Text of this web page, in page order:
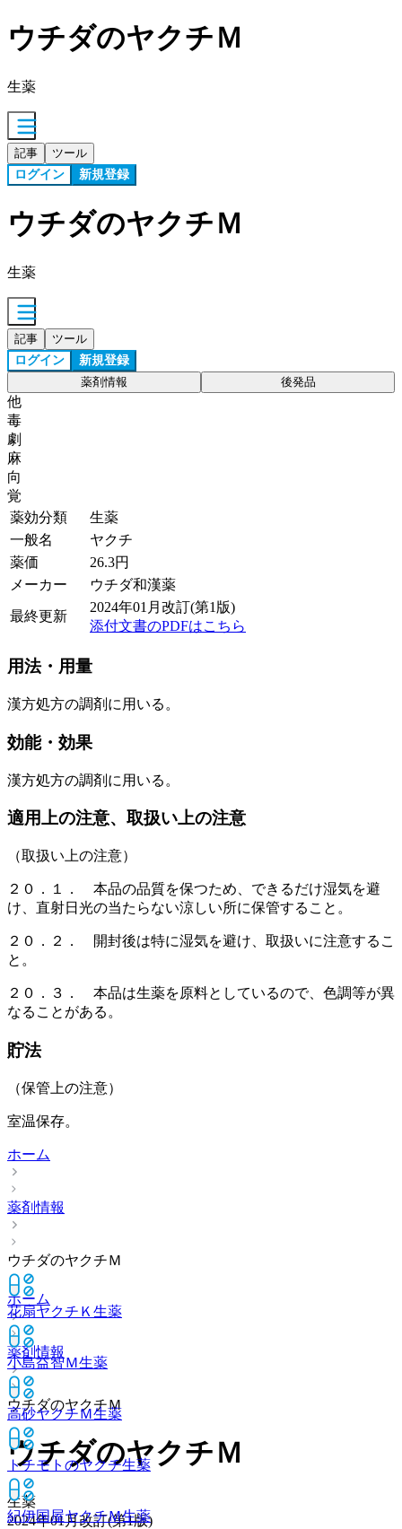
ウチダのヤクチＭ
生薬
記事 ツール
ログイン 新規登録
ウチダのヤクチＭ
生薬
記事 ツール
ログイン 新規登録
薬剤情報 後発品
他
毒
劇
麻
向
覚
薬効分類
生薬
一般名
ヤクチ
薬価
26.3円
メーカー
ウチダ和漢薬
最終更新
2024年01月改訂(第1版)
添付文書のPDFはこちら
用法・用量
漢方処方の調剤に用いる。
効能・効果
漢方処方の調剤に用いる。
適用上の注意、取扱い上の注意
（取扱い上の注意）
２０．１． 本品の品質を保つため、できるだけ湿気を避
け、直射日光の当たらない涼しい所に保管すること。
２０．２． 開封後は特に湿気を避け、取扱いに注意するこ
と。
２０．３． 本品は生薬を原料としているので、色調等が異
なることがある。
貯法
（保管上の注意）
室温保存。
ホーム
薬剤情報
ウチダのヤクチＭ
花扇ヤクチＫ 生薬
小島益智Ｍ生薬
高砂ヤクチＭ生薬
トチモトのヤクチ生薬
紀伊国屋ヤクチＭ生薬
ホーム
薬剤情報
ウチダのヤクチＭ
ウチダのヤクチＭ
生薬
2024年01月改訂(第1版)